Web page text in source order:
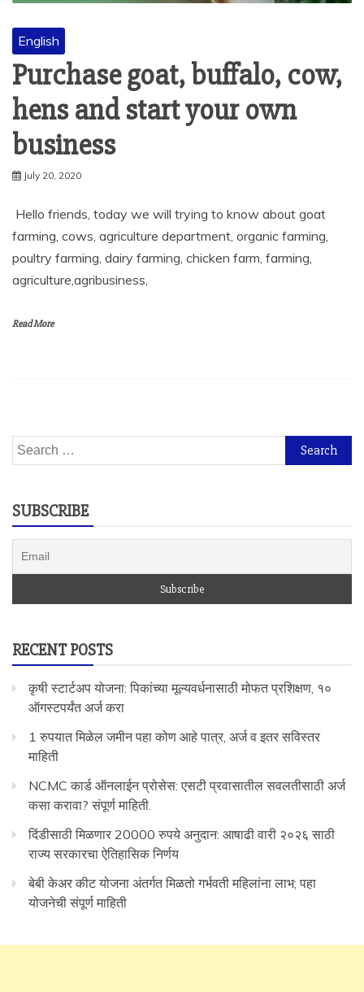
English
Purchase goat, buffalo, cow,
hens and start your own
business
July 20, 2020
Hello friends, today we will trying to know about goat
farming, cows, agriculture department, organic farming,
poultry farming, dairy farming, chicken farm, farming,
agriculture,agribusiness,
Read More
Search
for:
SUBSCRIBE
RECENT POSTS
कृषी स्टार्टअप योजना: पिकांच्या मूल्यवर्धनासाठी मोफत प्रशिक्षण, १०
ऑगस्टपर्यंत अर्ज करा
1 रुपयात मिळेल जमीन पहा कोण आहे पात्र, अर्ज व इतर सविस्तर
माहिती
NCMC कार्ड ऑनलाईन प्रोसेस: एसटी प्रवासातील सवलतीसाठी अर्ज
कसा करावा? संपूर्ण माहिती.
दिंडीसाठी मिळणार 20000 रुपये अनुदान: आषाढी वारी २०२६ साठी
राज्य सरकारचा ऐतिहासिक निर्णय
बेबी केअर कीट योजना अंतर्गत मिळतो गर्भवती महिलांना लाभ; पहा
योजनेची संपूर्ण माहिती